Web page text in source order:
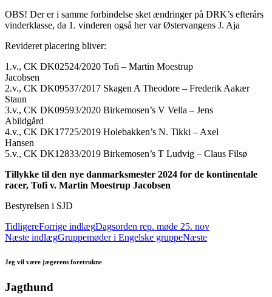
OBS! Der er i samme forbindelse sket ændringer på DRK’s efterårs
vinderklasse, da 1. vinderen også her var Østervangens J. Aja
Revideret placering bliver:
1.v., CK DK02524/2020 Tofi – Martin Moestrup
Jacobsen
2.v., CK DK09537/2017 Skagen A Theodore – Frederik Aakær
Staun
3.v., CK DK09593/2020 Birkemosen’s V Vella – Jens
Abildgård
4.v., CK DK17725/2019 Holebakken’s N. Tikki – Axel
Hansen
5.v., CK DK12833/2019 Birkemosen’s T Ludvig – Claus Filsø
Tillykke til den nye danmarksmester 2024 for de kontinentale
racer, Tofi v. Martin Moestrup Jacobsen
Bestyrelsen i SJD
TidligereForrige indlægDagsorden rep. møde 25. nov
Næste indlægGruppemøder i Engelske gruppeNæste
Jeg vil være jægerens foretrukne
Jagthund